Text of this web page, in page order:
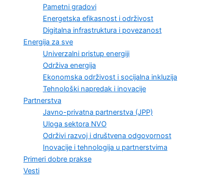
Pametni gradovi
Energetska efikasnost i održivost
Digitalna infrastruktura i povezanost
Energija za sve
Univerzalni pristup energiji
Održiva energija
Ekonomska održivost i socijalna inkluzija
Tehnološki napredak i inovacije
Partnerstva
Javno-privatna partnerstva (JPP)
Uloga sektora NVO
Održivi razvoj i društvena odgovornost
Inovacije i tehnologija u partnerstvima
Primeri dobre prakse
Vesti